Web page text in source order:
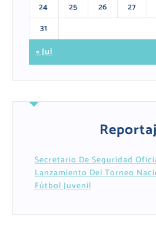
24
25 26 27
31
« Jul
Secretario De Seguridad
Lanzamiento Del Torneo
Fútbol Juvenil